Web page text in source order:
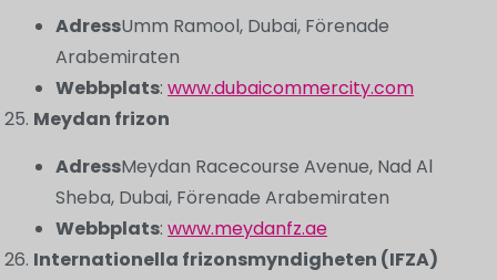
AdressUmm Ramool, Dubai, Förenade
Arabemiraten
Webbplats: www.dubaicommercity.com
Meydan frizon
AdressMeydan Racecourse Avenue, Nad Al
Sheba, Dubai, Förenade Arabemiraten
Webbplats: www.meydanfz.ae
Internationella frizonsmyndigheten (IFZA)